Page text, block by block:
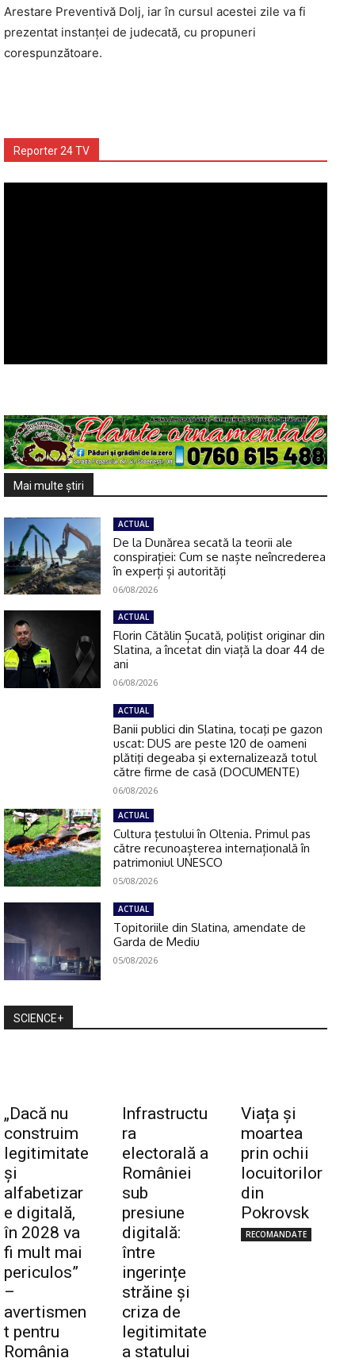
Arestare Preventivă Dolj, iar în cursul acestei zile va fi
prezentat instanţei de judecată, cu propuneri
corespunzătoare.
Reporter 24 TV
Mai multe ştiri
ACTUAL
De la Dunărea secată la teorii ale
conspirației: Cum se naște neîncrederea
în experți și autorități
06/08/2026
ACTUAL
Florin Cătălin Șucată, poliţist originar din
Slatina, a încetat din viață la doar 44 de
ani
06/08/2026
ACTUAL
Banii publici din Slatina, tocaţi pe gazon
uscat: DUS are peste 120 de oameni
plătiţi degeaba şi externalizează totul
către firme de casă (DOCUMENTE)
06/08/2026
ACTUAL
Cultura țestului în Oltenia. Primul pas
către recunoașterea internațională în
patrimoniul UNESCO
05/08/2026
ACTUAL
Topitoriile din Slatina, amendate de
Garda de Mediu
05/08/2026
SCIENCE+
„Dacă nu
construim
legitimitate
și
alfabetizar
e digitală,
în 2028 va
fi mult mai
periculos”
–
avertismen
t pentru
România
Infrastructu
ra
electorală a
României
sub
presiune
digitală:
între
ingerințe
străine și
criza de
legitimitate
a statului
Viața și
moartea
prin ochii
locuitorilor
din
Pokrovsk
RECOMANDATE